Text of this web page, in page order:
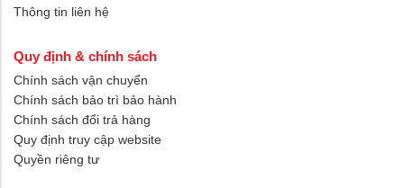
Thông tin liên hệ
Quy định & chính sách
Chính sách vận chuyển
Chính sách bảo trì bảo hành
Chính sách đổi trả hàng
Quy định truy cập website
Quyền riêng tư